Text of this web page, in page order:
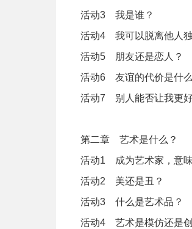
活动3 我是谁？
活动4 我可以脱离他人
活动5 朋友还是恋人？
活动6 友谊的代价是什
活动7 别人能否让我更
第二章 艺术是什么？
活动1 成为艺术家，意味
活动2 美还是丑？
活动3 什么是艺术品？
活动4 艺术是模仿还是